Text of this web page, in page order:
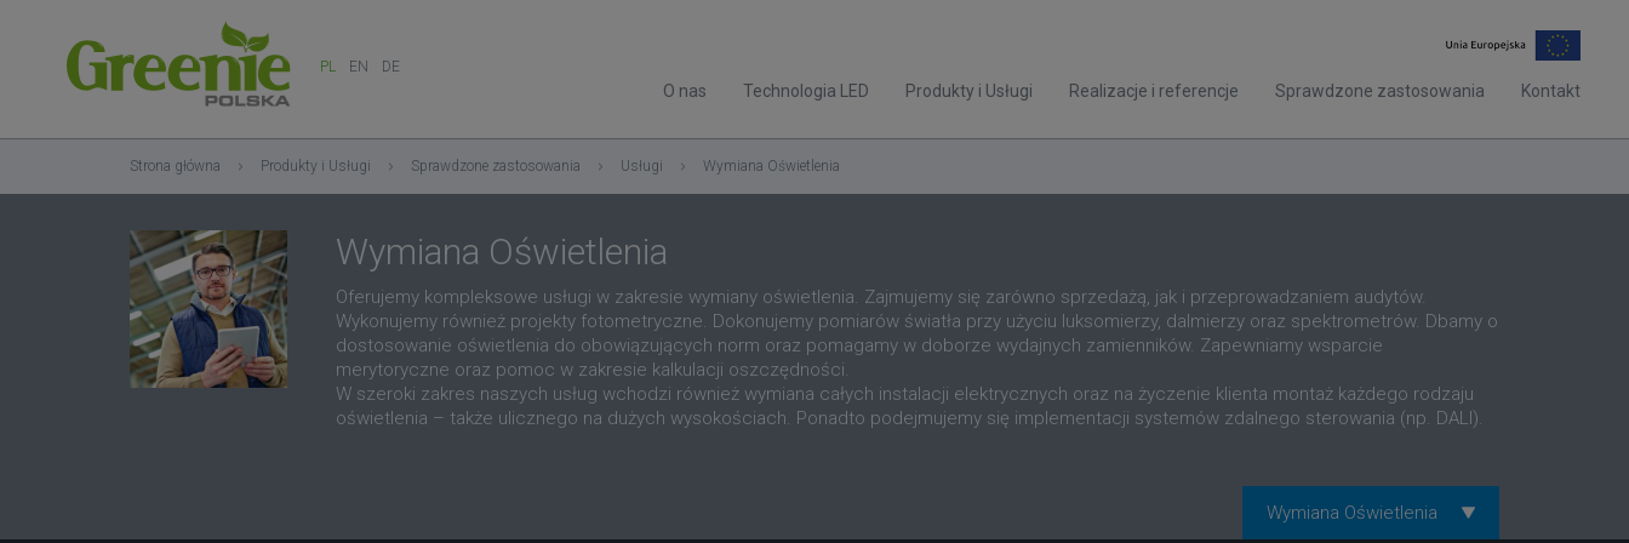
O nas Technologia LED Produkty i Usługi Realizacje i referencje Sprawdzone zastosowania Kontakt
PL EN DE
Strona główna Produkty i Usługi Sprawdzone zastosowania Usługi Wymiana Oświetlenia
Wymiana Oświetlenia
Oferujemy kompleksowe usługi w zakresie wymiany oświetlenia. Zajmujemy się zarówno sprzedażą, jak i przeprowadzaniem audytów.
Wykonujemy również projekty fotometryczne. Dokonujemy pomiarów światła przy użyciu luksomierzy, dalmierzy oraz spektrometrów. Dbamy o
dostosowanie oświetlenia do obowiązujących norm oraz pomagamy w doborze wydajnych zamienników. Zapewniamy wsparcie
merytoryczne oraz pomoc w zakresie kalkulacji oszczędności.
W szeroki zakres naszych usług wchodzi również wymiana całych instalacji elektrycznych oraz na życzenie klienta montaż każdego rodzaju
oświetlenia – także ulicznego na dużych wysokościach. Ponadto podejmujemy się implementacji systemów zdalnego sterowania (np. DALI).
Wymiana Oświetlenia